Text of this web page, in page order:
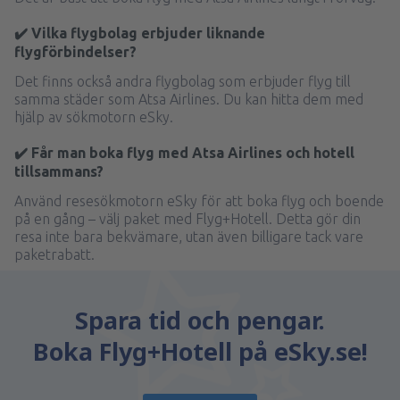
✔️ Vilka flygbolag erbjuder liknande
flygförbindelser?
Det finns också andra flygbolag som erbjuder flyg till
samma städer som Atsa Airlines. Du kan hitta dem med
hjälp av sökmotorn eSky.
✔️ Får man boka flyg med Atsa Airlines och hotell
tillsammans?
Använd resesökmotorn eSky för att boka flyg och boende
på en gång – välj paket med Flyg+Hotell. Detta gör din
resa inte bara bekvämare, utan även billigare tack vare
paketrabatt.
Spara tid och pengar.
Boka Flyg+Hotell på eSky.se!